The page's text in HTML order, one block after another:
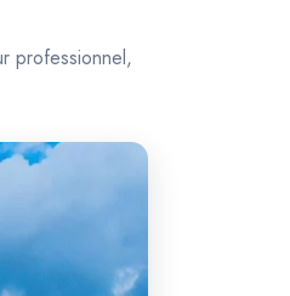
professionnel,